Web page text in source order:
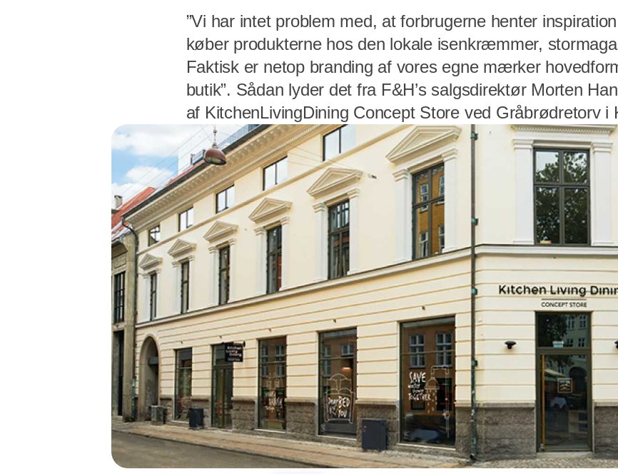
”Vi har intet problem med, at forbrugerne henter
køber produkterne hos den lokale isenkræmmer,
Faktisk er netop branding af vores egne mærker
butik”. Sådan lyder det fra F&H’s salgsdirektør Morten
af KitchenLivingDining Concept Store ved Gråbrødretorv i